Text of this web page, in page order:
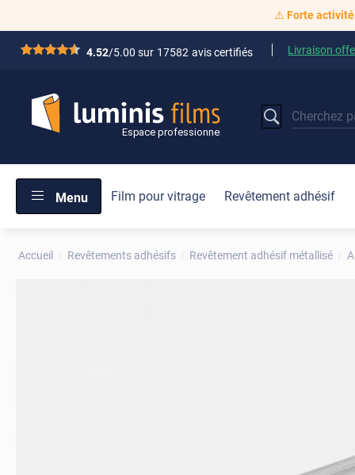
⚠️ Forte activité
*****4.52/5.00 sur 17582 avis certifiés Livraison
Menu Film pour vitrage Revêtement adhésif
Accueil Revêtements adhésifs Revêtement adhésif métallisé